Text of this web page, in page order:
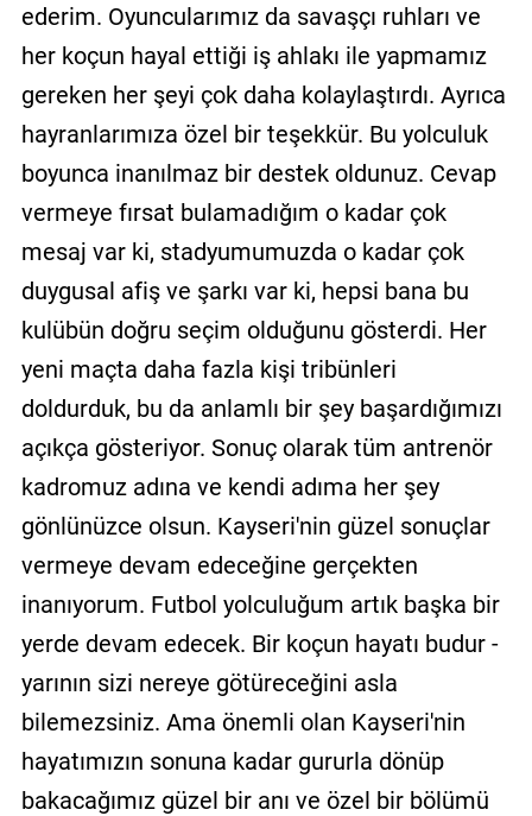
ederim. Oyuncularımız da savaşçı ruhları ve
her koçun hayal ettiği iş ahlakı ile yapmamız
gereken her şeyi çok daha kolaylaştırdı. Ayrıca
hayranlarımıza özel bir teşekkür. Bu yolculuk
boyunca inanılmaz bir destek oldunuz. Cevap
vermeye fırsat bulamadığım o kadar çok
mesaj var ki, stadyumumuzda o kadar çok
duygusal afiş ve şarkı var ki, hepsi bana bu
kulübün doğru seçim olduğunu gösterdi. Her
yeni maçta daha fazla kişi tribünleri
doldurduk, bu da anlamlı bir şey başardığımızı
açıkça gösteriyor. Sonuç olarak tüm antrenör
kadromuz adına ve kendi adıma her şey
gönlünüzce olsun. Kayseri'nin güzel sonuçlar
vermeye devam edeceğine gerçekten
inanıyorum. Futbol yolculuğum artık başka bir
yerde devam edecek. Bir koçun hayatı budur -
yarının sizi nereye götüreceğini asla
bilemezsiniz. Ama önemli olan Kayseri'nin
hayatımızın sonuna kadar gururla dönüp
bakacağımız güzel bir anı ve özel bir bölümü